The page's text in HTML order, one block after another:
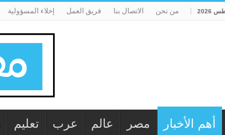
من نحن الاتصال بنا فريق العمل إخلاء المسؤولية
أهم الأخبار مصر عالم عرب تعليم